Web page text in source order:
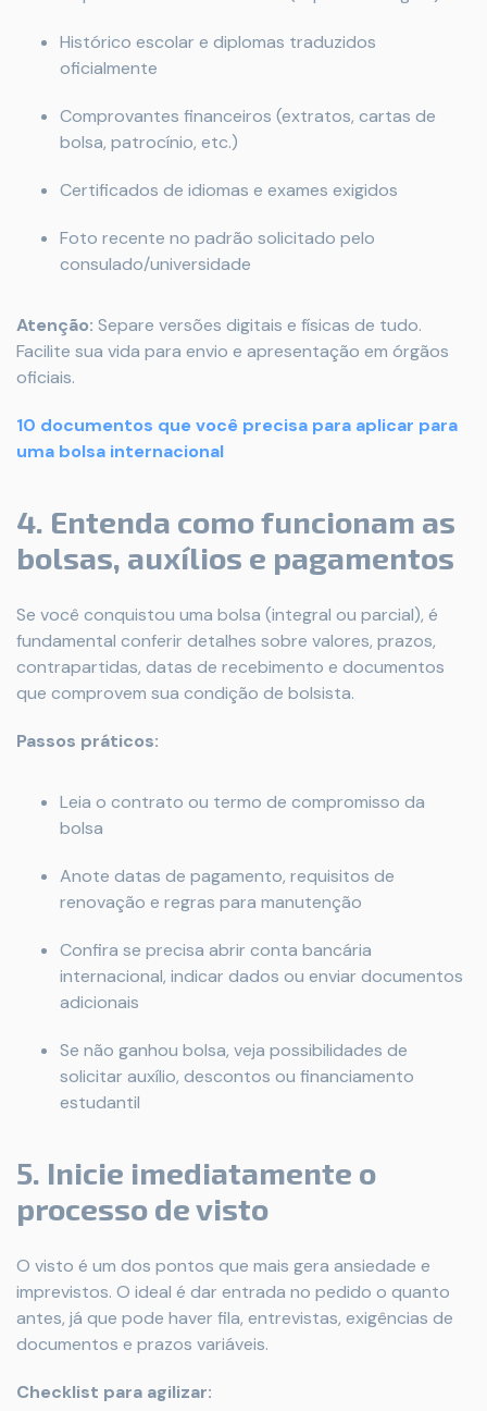
Histórico escolar e diplomas traduzidos
oficialmente
Comprovantes financeiros (extratos, cartas de
bolsa, patrocínio, etc.)
Certificados de idiomas e exames exigidos
Foto recente no padrão solicitado pelo
consulado/universidade
Atenção: Separe versões digitais e físicas de tudo.
Facilite sua vida para envio e apresentação em órgãos
oficiais.
10 documentos que você precisa para aplicar para
uma bolsa internacional
4. Entenda como funcionam as
bolsas, auxílios e pagamentos
Se você conquistou uma bolsa (integral ou parcial), é
fundamental conferir detalhes sobre valores, prazos,
contrapartidas, datas de recebimento e documentos
que comprovem sua condição de bolsista.
Passos práticos:
Leia o contrato ou termo de compromisso da
bolsa
Anote datas de pagamento, requisitos de
renovação e regras para manutenção
Confira se precisa abrir conta bancária
internacional, indicar dados ou enviar documentos
adicionais
Se não ganhou bolsa, veja possibilidades de
solicitar auxílio, descontos ou financiamento
estudantil
5. Inicie imediatamente o
processo de visto
O visto é um dos pontos que mais gera ansiedade e
imprevistos. O ideal é dar entrada no pedido o quanto
antes, já que pode haver fila, entrevistas, exigências de
documentos e prazos variáveis.
Checklist para agilizar: